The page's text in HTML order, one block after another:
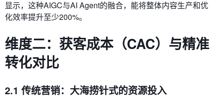
显示，这种AIGC与AI Agent的融合，能将整体内容生产和优
化效率提升至少200%。
维度二：获客成本（CAC）与精准
转化对比
2.1 传统营销：大海捞针式的资源投入